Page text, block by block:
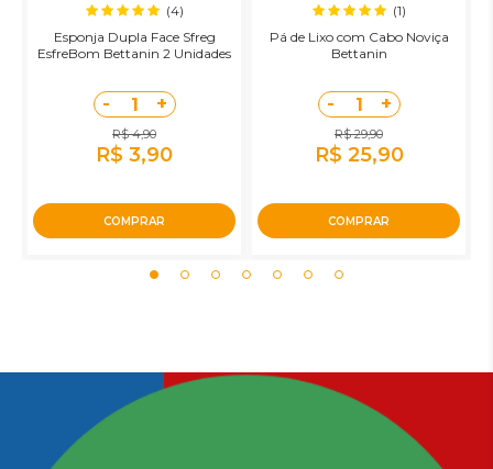
(4)
Esponja Dupla Face Sfreg
EsfreBom Bettanin 2 Unidades
- 1 +
R$ 4,90
R$ 3,90
COMPRAR
(1)
Pá de Lixo com Cabo Noviça
Bettanin
- 1 +
R$ 29,90
R$ 25,90
COMPRAR